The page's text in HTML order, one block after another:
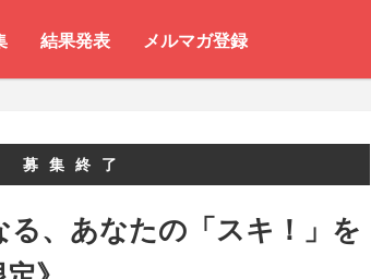
結果発表 メルマガ登録
募集終了
る、あなたの「スキ！」を